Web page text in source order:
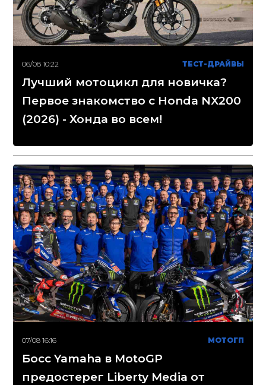
06/08 10:22 ТЕСТ-ДРАЙВЫ
Лучший мотоцикл для новичка?
Первое знакомство с Honda NX200
(2026) - Хонда во всем!
07/08 16:16 МОТОГП
Босс Yamaha в MotoGP
предостерег Liberty Media от